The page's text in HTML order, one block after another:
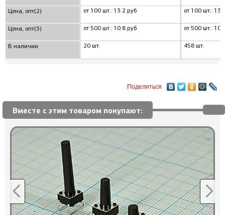
Цена, опт(2)
Цена, опт(3)
В наличии
от 100 шт.: 13.2 руб
от 500 шт.: 10.8 руб
20 шт.
от 100 шт.:
от 500 шт.:
458 шт.
Поделиться
Вместе с этим товаром покупают: